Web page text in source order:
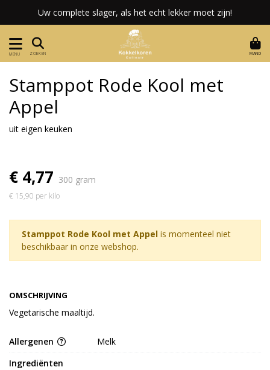
Uw complete slager, als het echt lekker moet zijn!
MENU ZOEKEN MAND
OMSCHRIJVING
Vegetarische maaltijd.
Stamppot Rode Kool met
Appel
uit eigen keuken
€ 4,77 300 gram
€ 15,90 per kilo
Stamppot Rode Kool met Appel is momenteel niet
beschikbaar in onze webshop.
Allergenen
Melk
Ingrediënten